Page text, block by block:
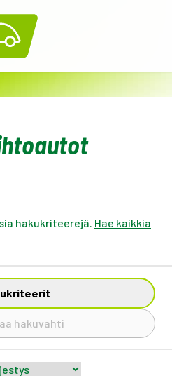
hakukriteerejä. Hae kaikkia
hakuvahti